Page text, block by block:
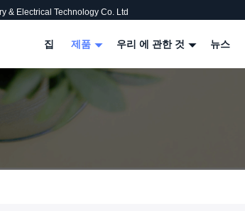
& Electrical Technology Co. Ltd
집 제품 우리 에 관한 것 뉴스